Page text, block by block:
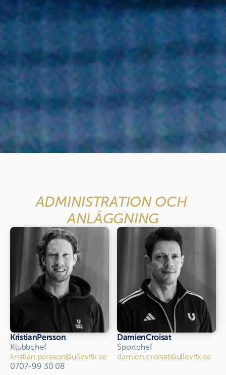
ADMINISTRATION OCH
ANLÄGGNING
KristianPersson
Klubbchef
kristian.persson@ullevitk.se
0707-99 30 08
DamienCroisat
Sportchef
damien.croisat@ullevitk.se